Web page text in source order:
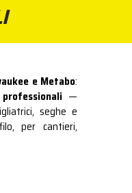
e Metabo:
—
seghe e
per cantieri,